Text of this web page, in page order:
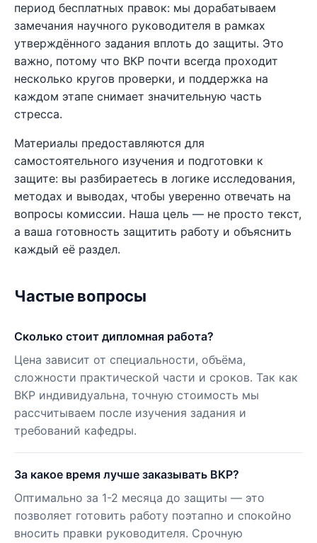
период бесплатных правок: мы дорабатываем
замечания научного руководителя в рамках
утверждённого задания вплоть до защиты. Это
важно, потому что ВКР почти всегда проходит
несколько кругов проверки, и поддержка на
каждом этапе снимает значительную часть
стресса.
Материалы предоставляются для
самостоятельного изучения и подготовки к
защите: вы разбираетесь в логике исследования,
методах и выводах, чтобы уверенно отвечать на
вопросы комиссии. Наша цель — не просто текст,
а ваша готовность защитить работу и объяснить
каждый её раздел.
Частые вопросы
Сколько стоит дипломная работа?
Цена зависит от специальности, объёма,
сложности практической части и сроков. Так как
ВКР индивидуальна, точную стоимость мы
рассчитываем после изучения задания и
требований кафедры.
За какое время лучше заказывать ВКР?
Оптимально за 1-2 месяца до защиты — это
позволяет готовить работу поэтапно и спокойно
вносить правки руководителя. Срочную